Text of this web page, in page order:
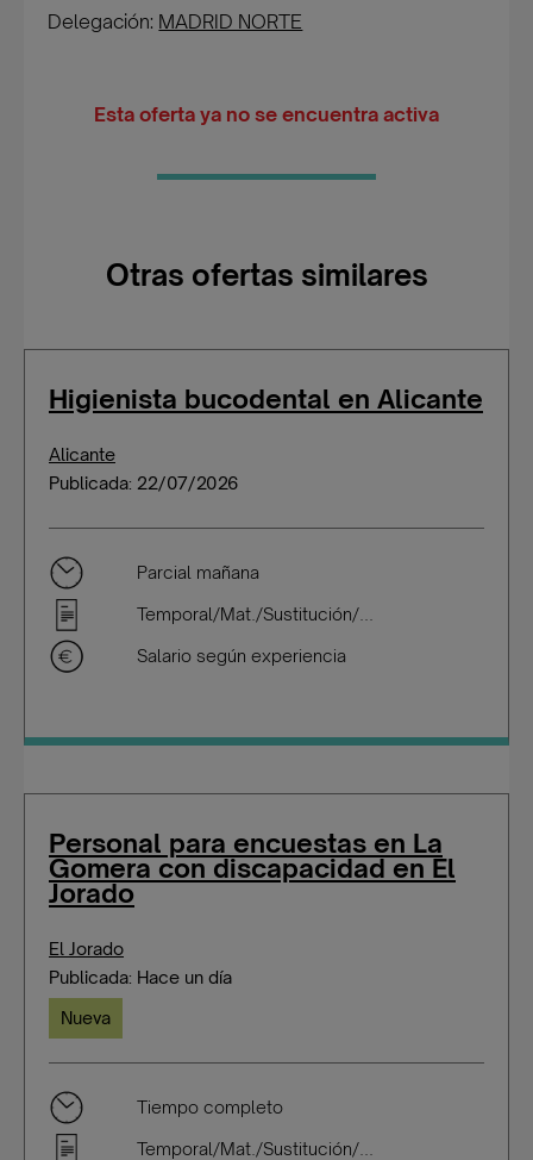
Delegación: MADRID NORTE
Esta oferta ya no se encuentra activa
Otras ofertas similares
Higienista bucodental en Alicante
Alicante
Publicada: 22/07/2026
Parcial mañana
Temporal/Mat./Sustitución/...
Salario según experiencia
Personal para encuestas en La
Gomera con discapacidad en El
Jorado
El Jorado
Publicada: Hace un día
Nueva
Tiempo completo
Temporal/Mat./Sustitución/...